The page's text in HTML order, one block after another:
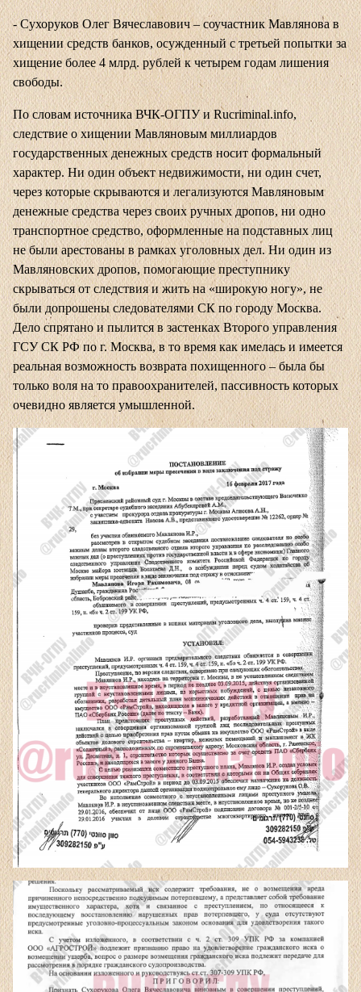
- Сухоруков Олег Вячеславович – соучастник Мавлянова в
хищении средств банков, осужденный с третьей попытки за
хищение более 4 млрд. рублей к четырем годам лишения
свободы.
По словамисточника ВЧК-ОГПУи Rucriminal.info,
следствие о хищении Мавляновым миллиардов
государственных денежных средств носит формальный
характер. Ни один объект недвижимости, ни один счет,
через которые скрываются и легализуются Мавляновым
денежные средства через своих ручных дропов, ни одно
транспортное средство, оформленные на подставных лиц
не были арестованы в рамках уголовных дел. Ни один из
Мавляновских дропов, помогающие преступнику
скрываться от следствия и жить на «широкую ногу», не
были допрошены следователями СК по городу Москва.
Дело спрятано и пылится в застенках Второго управления
ГСУ СК РФ по г. Москва, в то время как имелась и имеется
реальная возможность возврата похищенного – была бы
только воля на то правоохранителей, пассивность которых
очевидно является умышленной.